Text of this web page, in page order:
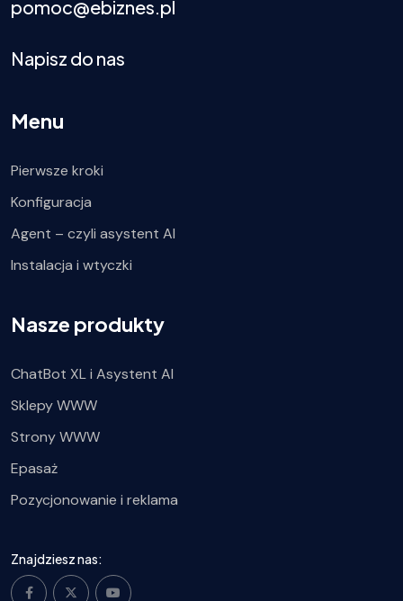
pomoc@ebiznes.pl
Napisz do nas
Menu
Pierwsze kroki
Konfiguracja
Agent – czyli asystent AI
Instalacja i wtyczki
Nasze produkty
ChatBot XL i Asystent AI
Sklepy WWW
Strony WWW
Epasaż
Pozycjonowanie i reklama
Znajdziesz nas: